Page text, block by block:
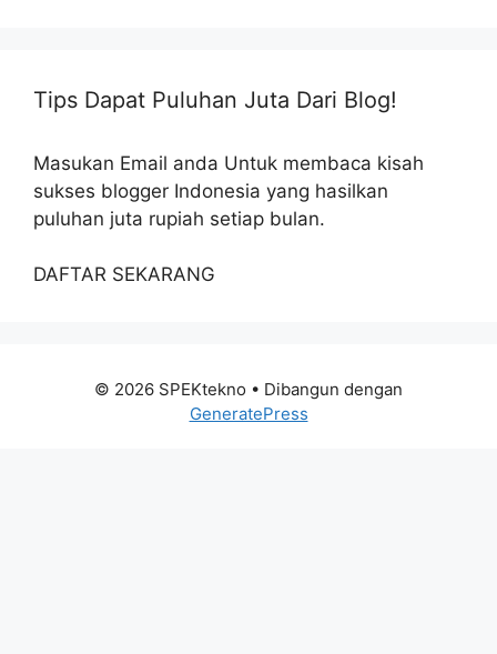
Tips Dapat Puluhan Juta Dari Blog!
Masukan Email anda Untuk membaca kisah
sukses blogger Indonesia yang hasilkan
puluhan juta rupiah setiap bulan.
DAFTAR SEKARANG
© 2026 SPEKtekno • Dibangun dengan
GeneratePress